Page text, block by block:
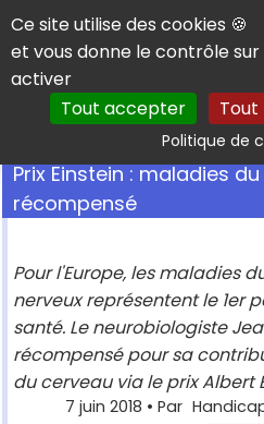
Panneau de gestion des cookies
Ce site utilise des cookies 🍪
et vous donne le contrôle sur
activer
Tout accepter
Tout
Politique de
Prix Einstein : maladies
récompensé
Pour l'Europe, les maladies
nerveux représentent le 1er
santé. Le neurobiologiste
récompensé pour sa
du cerveau via le prix Albert
7 juin 2018 • Par